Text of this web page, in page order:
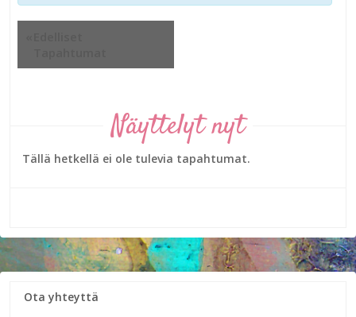
Tapahtumat
navigointivalikko
Näyttelyt nyt
Tällä hetkellä ei ole tulevia tapahtumat.
Ota yhteyttä